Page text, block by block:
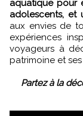
aquatique pour
adolescents, et
aux envies de
expériences
voyageurs à
patrimoine et
Partez à la